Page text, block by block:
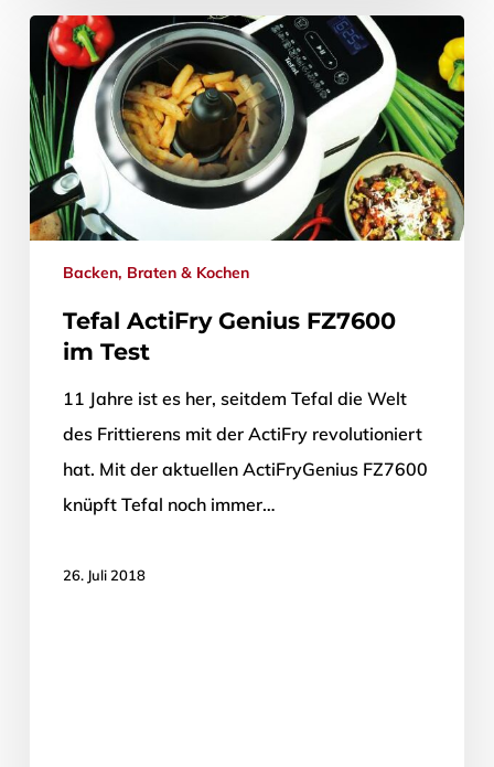
Backen, Braten & Kochen
Tefal ActiFry Genius FZ7600
im Test
11 Jahre ist es her, seitdem Tefal die Welt
des Frittierens mit der ActiFry revolutioniert
hat. Mit der aktuellen ActiFryGenius FZ7600
knüpft Tefal noch immer…
26. Juli 2018